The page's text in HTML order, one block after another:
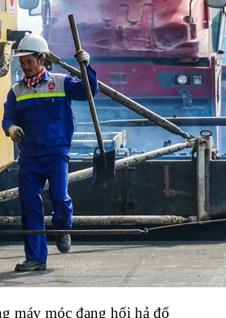
máy móc đang hối hả đổ